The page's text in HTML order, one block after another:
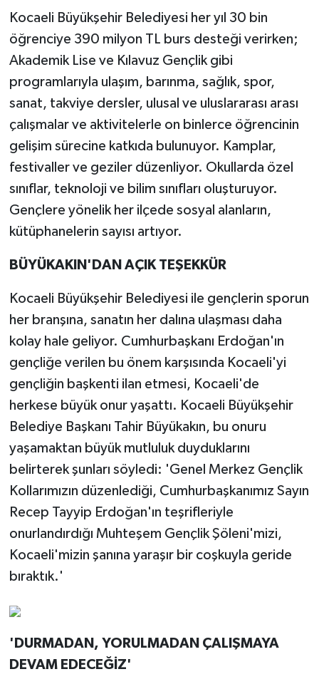
Kocaeli Büyükşehir Belediyesi her yıl 30 bin
öğrenciye 390 milyon TL burs desteği verirken;
Akademik Lise ve Kılavuz Gençlik gibi
programlarıyla ulaşım, barınma, sağlık, spor,
sanat, takviye dersler, ulusal ve uluslararası arası
çalışmalar ve aktivitelerle on binlerce öğrencinin
gelişim sürecine katkıda bulunuyor. Kamplar,
festivaller ve geziler düzenliyor. Okullarda özel
sınıflar, teknoloji ve bilim sınıfları oluşturuyor.
Gençlere yönelik her ilçede sosyal alanların,
kütüphanelerin sayısı artıyor.
BÜYÜKAKIN'DAN AÇIK TEŞEKKÜR
Kocaeli Büyükşehir Belediyesi ile gençlerin sporun
her branşına, sanatın her dalına ulaşması daha
kolay hale geliyor. Cumhurbaşkanı Erdoğan'ın
gençliğe verilen bu önem karşısında Kocaeli'yi
gençliğin başkenti ilan etmesi, Kocaeli'de
herkese büyük onur yaşattı. Kocaeli Büyükşehir
Belediye Başkanı Tahir Büyükakın, bu onuru
yaşamaktan büyük mutluluk duyduklarını
belirterek şunları söyledi: 'Genel Merkez Gençlik
Kollarımızın düzenlediği, Cumhurbaşkanımız Sayın
Recep Tayyip Erdoğan'ın teşrifleriyle
onurlandırdığı Muhteşem Gençlik Şöleni'mizi,
Kocaeli'mizin şanına yaraşır bir coşkuyla geride
bıraktık.'
'DURMADAN, YORULMADAN ÇALIŞMAYA
DEVAM EDECEĞİZ'